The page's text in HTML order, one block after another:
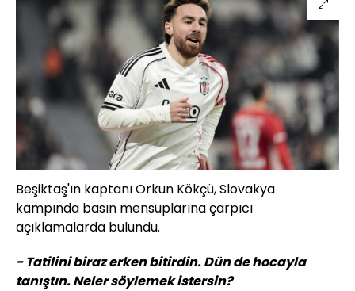
Beşiktaş'ın kaptanı Orkun Kökçü, Slovakya
kampında basın mensuplarına çarpıcı
açıklamalarda bulundu.
- Tatilini biraz erken bitirdin. Dün de hocayla
tanıştın. Neler söylemek istersin?